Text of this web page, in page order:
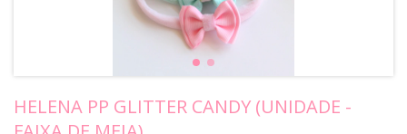
HELENA PP GLITTER CANDY (UNIDADE -